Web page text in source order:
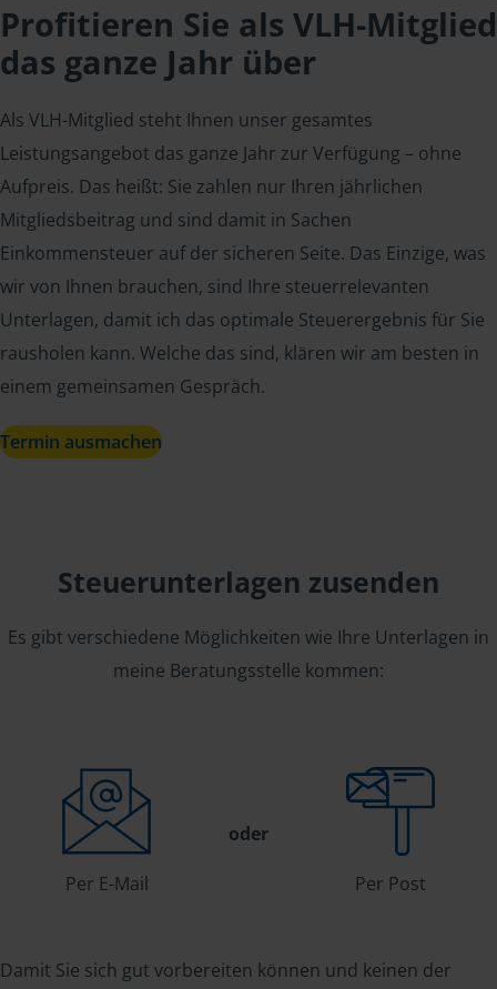
Profitieren Sie als VLH-Mitglied
das ganze Jahr über
Als VLH-Mitglied steht Ihnen unser gesamtes
Leistungsangebot das ganze Jahr zur Verfügung – ohne
Aufpreis. Das heißt: Sie zahlen nur Ihren jährlichen
Mitgliedsbeitrag und sind damit in Sachen
Einkommensteuer auf der sicheren Seite. Das Einzige, was
wir von Ihnen brauchen, sind Ihre steuerrelevanten
Unterlagen, damit ich das optimale Steuerergebnis für Sie
rausholen kann. Welche das sind, klären wir am besten in
einem gemeinsamen Gespräch.
Termin ausmachen
Steuerunterlagen zusenden
Es gibt verschiedene Möglichkeiten wie Ihre Unterlagen in
meine Beratungsstelle kommen:
Per E-Mail
oder
Per Post
Damit Sie sich gut vorbereiten können und keinen der